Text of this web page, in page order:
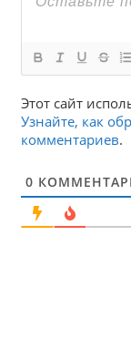
Этот сайт
Узнайте, как
комментариев.
0